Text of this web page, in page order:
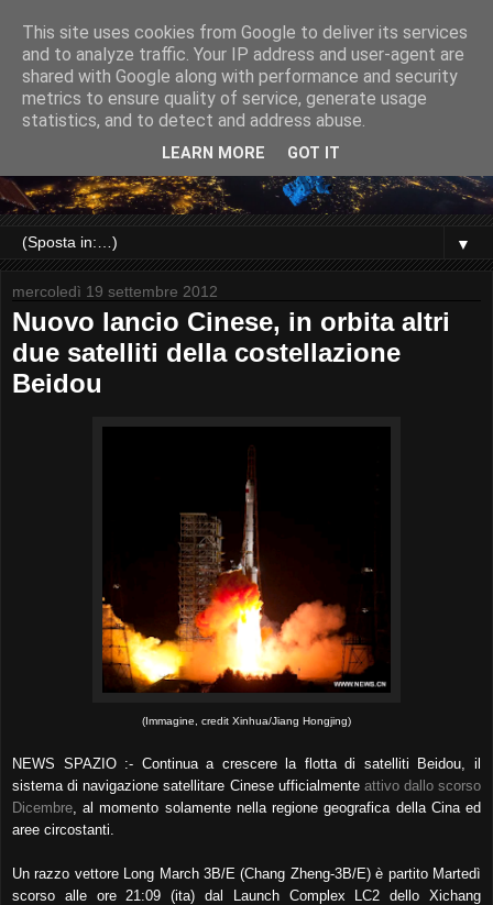
▼
mercoledì 19 settembre 2012
Nuovo lancio Cinese, in orbita altri
due satelliti della costellazione
Beidou
(Immagine, credit Xinhua/Jiang Hongjing)
NEWS SPAZIO :- Continua a crescere la flotta di satelliti Beidou, il
sistema di navigazione satellitare Cinese ufficialmente attivo dallo scorso
Dicembre , al momento solamente nella regione geografica della Cina ed
aree circostanti.
Un razzo vettore Long March 3B/E (Chang Zheng-3B/E) è partito Martedì
scorso alle ore 21:09 (ita) dal Launch Complex LC2 dello Xichang
This site uses cookies from Google to deliver its services
and to analyze traffic. Your IP address and user-agent are
shared with Google along with performance and security
metrics to ensure quality of service, generate usage
statistics, and to detect and address abuse.
LEARN MORE GOT IT